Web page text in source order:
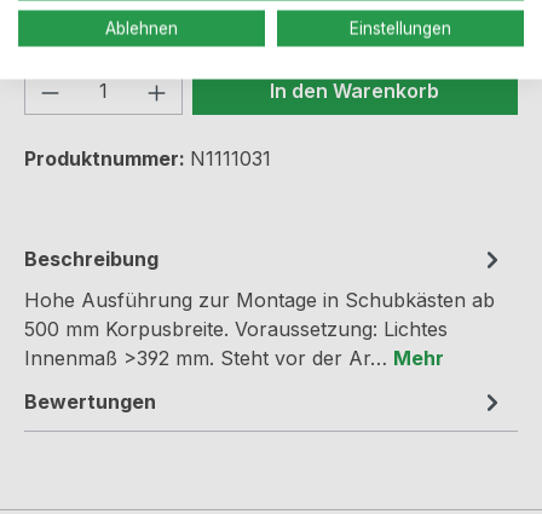
Preise inkl. MwSt. zzgl. Versandkosten
Produkt Anzahl: Gib den gewünschten
In den Warenkorb
Produktnummer: N1111031
Beschreibung
Hohe Ausführung zur Montage in Schubkästen ab
500 mm Korpusbreite. Voraussetzung: Lichtes
Innenmaß >392 mm. Steht vor der Ar… Mehr
Bewertungen
Ablehnen Einstellungen